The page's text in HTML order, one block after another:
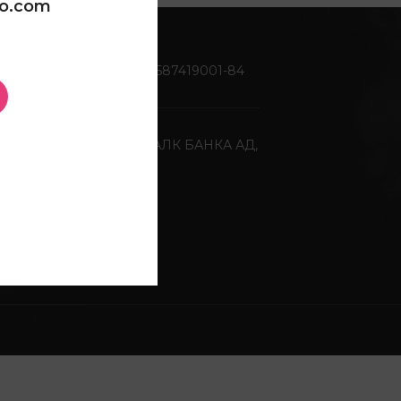
270-0587419001-84
ХАЛК БАНКА АД,